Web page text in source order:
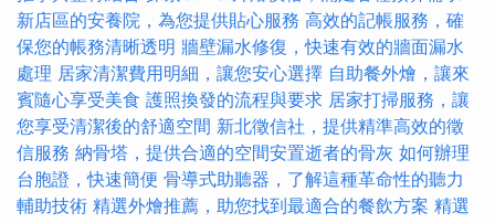
新店區的安養院，為您提供貼心服務 高效的記帳服務，確
保您的帳務清晰透明 牆壁漏水修復，快速有效的牆面漏水
處理 居家清潔費用明細，讓您安心選擇 自助餐外燴，讓來
賓隨心享受美食 護照換發的流程與要求 居家打掃服務，讓
您享受清潔後的舒適空間 新北徵信社，提供精準高效的徵
信服務 納骨塔，提供合適的空間安置逝者的骨灰 如何辦理
台胞證，快速簡便 骨導式助聽器，了解這種革命性的聽力
輔助技術 精選外燴推薦，助您找到最適合的餐飲方案 精選